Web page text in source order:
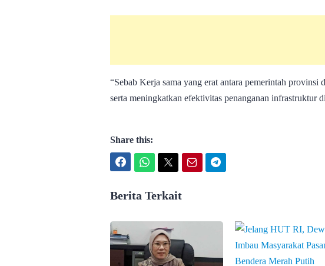
“Sebab Kerja sama yang erat antara pemerintah provinsi
serta meningkatkan efektivitas penanganan infrastruktur
Share this:
Berita Terkait